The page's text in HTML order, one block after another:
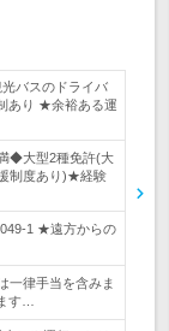
バスのドライバ
あり ★余裕ある運
◆大型2種免許(大
制度あり)★経験
1 ★遠方からの
一律手当を含みま
す…